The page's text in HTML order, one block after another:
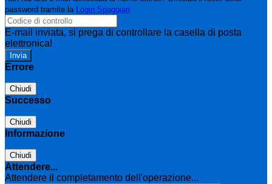
password tramite la Login Spaggiari
E-mail inviata, si prega di controllare la casella di posta
elettronica!
Errore
Chiudi
Successo
Chiudi
Informazione
Chiudi
Attendere...
Attendere il completamento dell'operazione...